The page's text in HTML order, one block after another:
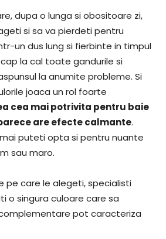
dupa o lunga si obositoare zi,
si sa va pierdeti pentru
un dus lung si fierbinte in timpul
la cal toate gandurile si
la anumite probleme. Si
joaca un rol foarte
cea mai potrivita pentru baie
are efecte calmante.
puteti opta si pentru nuante
sau maro.
pe care le alegeti, specialisti
o singura culoare care sa
pot caracteriza